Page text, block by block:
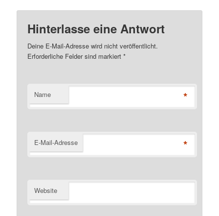
Hinterlasse eine Antwort
Deine E-Mail-Adresse wird nicht veröffentlicht.
Erforderliche Felder sind markiert*
Name *
E-Mail-Adresse *
Website